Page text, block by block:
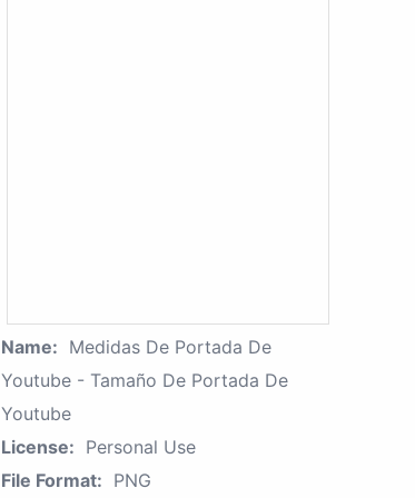
Name: Medidas De Portada De
Youtube - Tamaño De Portada De
Youtube
License: Personal Use
File Format: PNG